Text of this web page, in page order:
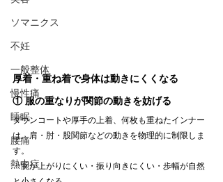
ソマニクス
不妊
一般整体
慢性痛
睡眠
腰痛
熱中症
厚着・重ね着で身体は動きにくくなる
① 服の重なりが関節の動きを妨げる
ダウンコートや厚手の上着、何枚も重ねたインナー
は、肩・肘・股関節などの動きを物理的に制限しま
す。
・腕が上がりにくい・振り向きにくい・歩幅が自然